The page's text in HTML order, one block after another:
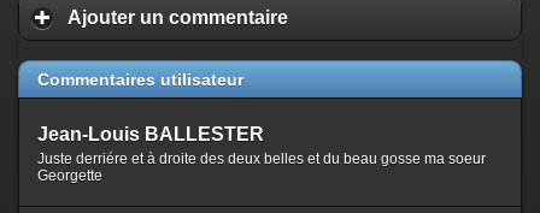
Ajouter un commentaire
Commentaires utilisateur
Jean-Louis BALLESTER
Juste derriére et à droite des deux belles et du beau gosse ma soeur
Georgette